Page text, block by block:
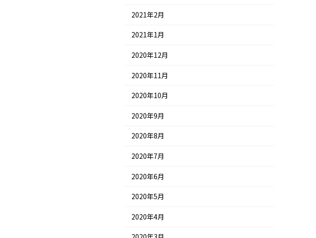
2021年2月
2021年1月
2020年12月
2020年11月
2020年10月
2020年9月
2020年8月
2020年7月
2020年6月
2020年5月
2020年4月